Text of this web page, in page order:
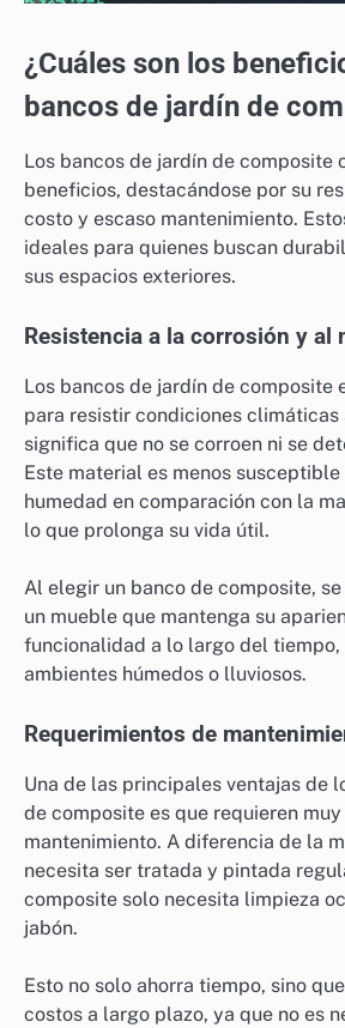
¿Cuáles son los
bancos de jardín de
Los bancos de jardín de composite
beneficios, destacándose por su
costo y escaso mantenimiento.
ideales para quienes buscan
sus espacios exteriores.
Resistencia a la corrosión y al
Los bancos de jardín de composite
para resistir condiciones climáticas
significa que no se corroen ni se
Este material es menos susceptible
humedad en comparación con la
lo que prolonga su vida útil.
Al elegir un banco de composite,
un mueble que mantenga su
funcionalidad a lo largo del tiempo,
ambientes húmedos o lluviosos.
Requerimientos de
Una de las principales ventajas de
de composite es que requieren
mantenimiento. A diferencia de la
necesita ser tratada y pintada
composite solo necesita limpieza
jabón.
Esto no solo ahorra tiempo, sino
costos a largo plazo, ya que no es